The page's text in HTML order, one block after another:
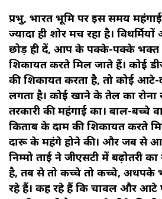
प्रभु, भारत भूमि पर इस समय
ज्यादा ही शोर मच रहा है।
छोड़ ही दें, आप के पक्के-पक्के भक्त
शिकायत करते मिल जाते हैं। कोई
की शिकायत करता है, तो कोई आटे-
लगता है। कोई खाने के तेल का रोना
तरकारी की महंगाई का। बाल-बच्चे
किताब के दाम की शिकायत करते
दारू के महंगे होने की। और जब से
निम्मो ताई ने जीएसटी में बढ़ोतरी
है, तब से तो कच्चे तो कच्चे, अधपके
रहे हैं। कह रहे हैं कि चावल और आटे